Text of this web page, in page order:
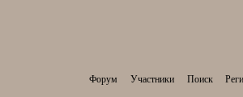
Форум Участники Поиск